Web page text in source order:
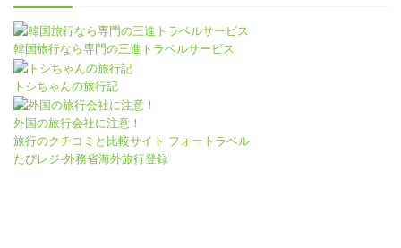
韓国旅行なら専門の三進トラベルサービス
トシちゃんの旅行記
外国の旅行会社に注意！
旅行のクチコミと比較サイト フォートラベル
たびレジ-外務省海外旅行登録